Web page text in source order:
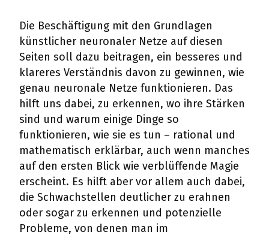
Die Beschäftigung mit den Grundlagen
künstlicher neuronaler Netze auf diesen
Seiten soll dazu beitragen, ein besseres und
klareres Verständnis davon zu gewinnen, wie
genau neuronale Netze funktionieren. Das
hilft uns dabei, zu erkennen, wo ihre Stärken
sind und warum einige Dinge so
funktionieren, wie sie es tun – rational und
mathematisch erklärbar, auch wenn manches
auf den ersten Blick wie verblüffende Magie
erscheint. Es hilft aber vor allem auch dabei,
die Schwachstellen deutlicher zu erahnen
oder sogar zu erkennen und potenzielle
Probleme, von denen man im